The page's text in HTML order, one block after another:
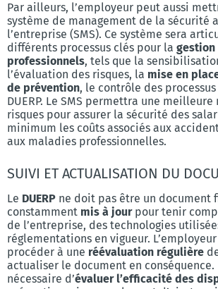
Par ailleurs, l’employeur peut aussi
système de management de la sécurité
l’entreprise (SMS). Ce système sera
différents processus clés pour la gestion
professionnels, tels que la
l’évaluation des risques, la mise en
de prévention, le contrôle des
DUERP. Le SMS permettra une
risques pour assurer la sécurité des
minimum les coûts associés aux
aux maladies professionnelles.
SUIVI ET ACTUALISATION DU
Le DUERP ne doit pas être un document
constamment mis à jourpour tenir
de l’entreprise, des technologies
réglementations en vigueur.
procéder à une réévaluation régulière
actualiser le document en
nécessaire d’évaluer l’efficacité des